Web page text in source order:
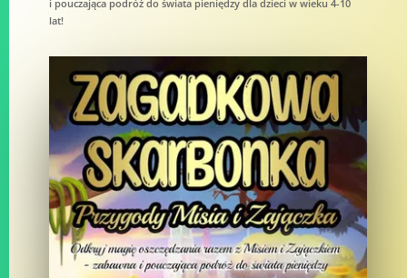
i pouczająca podróż do świata pieniędzy dla dzieci w wieku 4-10
lat!